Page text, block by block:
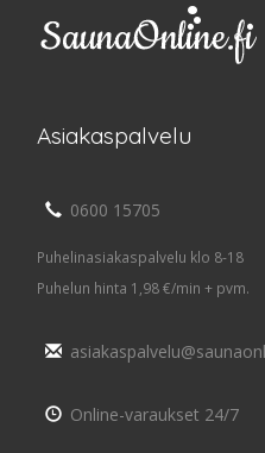
Asiakaspalvelu
0600 15705
Puhelinasiakaspalvelu klo 8-18
Puhelun hinta 1,98 €/min + pvm.
Online-varaukset 24/7